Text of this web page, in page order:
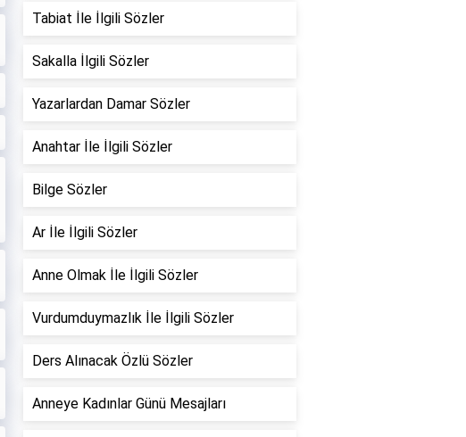
Tabiat İle İlgili Sözler
Sakalla İlgili Sözler
Yazarlardan Damar Sözler
Anahtar İle İlgili Sözler
Bilge Sözler
Ar İle İlgili Sözler
Anne Olmak İle İlgili Sözler
Vurdumduymazlık İle İlgili Sözler
Ders Alınacak Özlü Sözler
Anneye Kadınlar Günü Mesajları